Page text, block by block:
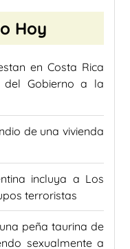
Hoy
en Costa Rica
Gobierno a la
de una vivienda
incluya a Los
terroristas
peña taurina de
sexualmente a